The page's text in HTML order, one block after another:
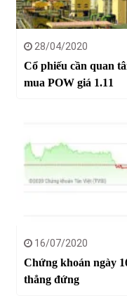
28/04/2020
Cổ phiếu cần quan
mua POW giá 1.11
16/07/2020
Chứng khoán ngày
thẳng đứng